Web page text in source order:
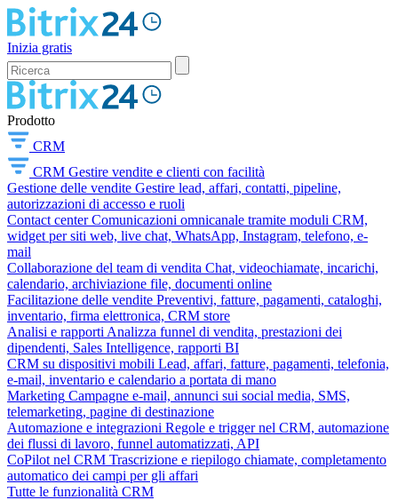
Inizia gratis
Prodotto
CRM
CRM Gestire vendite e clienti con facilità
Gestione delle vendite Gestire lead, affari, contatti, pipeline,
autorizzazioni di accesso e ruoli
Contact center Comunicazioni omnicanale tramite moduli CRM,
widget per siti web, live chat, WhatsApp, Instagram, telefono, e-
mail
Collaborazione del team di vendita Chat, videochiamate, incarichi,
calendario, archiviazione file, documenti online
Facilitazione delle vendite Preventivi, fatture, pagamenti, cataloghi,
inventario, firma elettronica, CRM store
Analisi e rapporti Analizza funnel di vendita, prestazioni dei
dipendenti, Sales Intelligence, rapporti BI
CRM su dispositivi mobili Lead, affari, fatture, pagamenti, telefonia,
e-mail, inventario e calendario a portata di mano
Marketing Campagne e-mail, annunci sui social media, SMS,
telemarketing, pagine di destinazione
Automazione e integrazioni Regole e trigger nel CRM, automazione
dei flussi di lavoro, funnel automatizzati, API
CoPilot nel CRM Trascrizione e riepilogo chiamate, completamento
automatico dei campi per gli affari
Tutte le funzionalità CRM